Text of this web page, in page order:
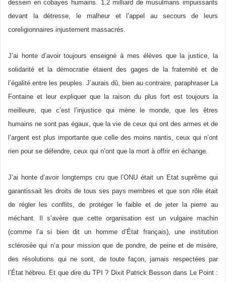
dessein en cobayes humains. 1,2 milliard de musulmans impuissants
devant la détresse, le malheur et l’appel au secours de leurs
coreligionnaires injustement massacrés.
J’ai honte d’avoir toujours enseigné à mes élèves que la justice, la
solidarité et la démocratie étaient des gages de la fraternité et de
l’égalité entre les peuples. J’aurais dû, bien au contraire, paraphraser La
Fontaine et leur expliquer que la raison du plus fort est toujours la
meilleure, que c’est l’injustice qui mène le monde, que les êtres
humains ne sont pas égaux, que la vie de ceux qui ont des armes et de
l’argent est plus importante que celle des moins nantis, ceux qui n’ont
rien pour se défendre, ceux qui n’ont que la mort à offrir en échange.
J’ai honte d’avoir longtemps cru que l’ONU était un Etat suprême qui
garantissait les droits de tous ses pays membres et que son rôle était
de régler les conflits, de protéger le faible et de jeter la pierre au
méchant. Il s’avère que cette organisation est un vulgaire machin
(comme l’a si bien dit un homme d’État français), une institution
sclérosée qui n’a pour mission que de pondre, de peine et de misère,
des résolutions qui ne sont, de toute façon, jamais respectées par
l’État hébreu. Et que dire du TPI ? Dixit Patrick Besson dans Le Point :